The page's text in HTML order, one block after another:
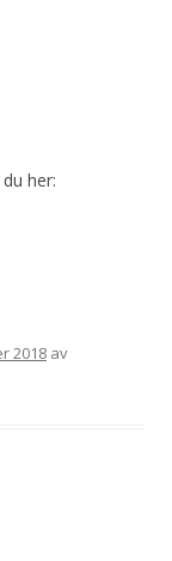
her:
2018 av